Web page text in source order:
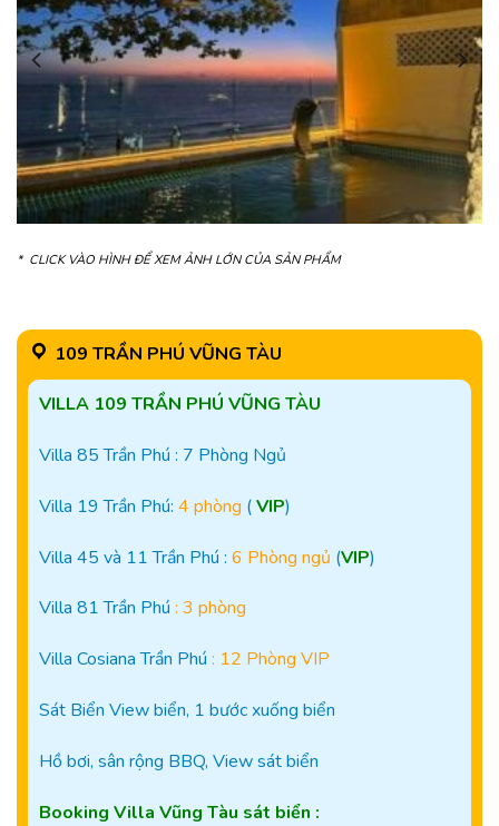
* CLICK VÀO HÌNH ĐỂ XEM ẢNH LỚN CỦA SẢN PHẨM
109 TRẦN PHÚ VŨNG TÀU
VILLA 109 TRẦN PHÚ VŨNG TÀU
Villa 85 Trần Phú : 7 Phòng Ngủ
Villa 19 Trần Phú: 4 phòng (VIP)
Villa 45 và 11 Trần Phú : 6 Phòng ngủ (VIP)
Villa 81 Trần Phú : 3 phòng
Villa Cosiana Trần Phú : 12 Phòng VIP
Sát Biển View biển, 1 bước xuống biển
Hồ bơi, sân rộng BBQ, View sát biển
Booking Villa Vũng Tàu sát biển :